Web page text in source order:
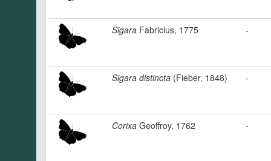
Sigara Fabricius, 1775 -
Sigara distincta (Fieber, 1848) -
Corixa Geoffroy, 1762 -